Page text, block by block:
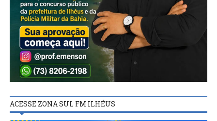
ACESSE ZONA SUL FM ILHÉUS